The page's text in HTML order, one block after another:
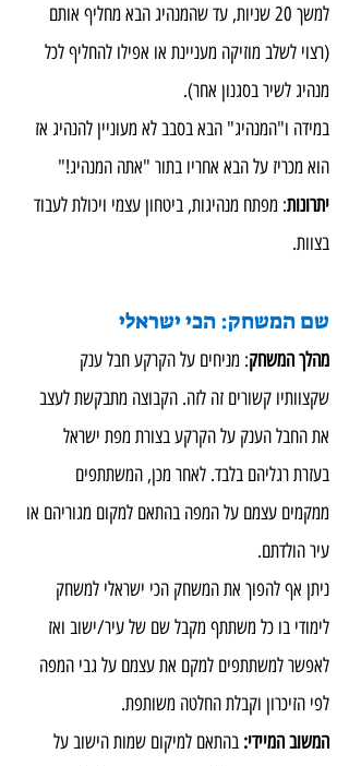
למשך 20 שניות, עד שהמנהיג הבא מחליף אותם
(רצוי לשלב מוזיקה מעניינת או אפילו להחליף לכל
מנהיג לשיר בסגנון אחר).
במידה ו"המנהיג" הבא בסבב לא מעוניין להנהיג אז
הוא מכריז על הבא אחריו בתור "אתה המנהיג!"
יתרונות: מפתח מנהיגות, ביטחון עצמי ויכולת לעבוד
בצוות.
שם המשחק: הכי ישראלי
מהלך המשחק: מניחים על הקרקע חבל ענק
שקצוותיו קשורים זה לזה. הקבוצה מתבקשת לעצב
את החבל הענק על הקרקע בצורת מפת ישראל
בעזרת רגליהם בלבד. לאחר מכן, המשתתפים
ממקמים עצמם על המפה בהתאם למקום מגוריהם או
עיר הולדתם.
ניתן אף להפוך את המשחק הכי ישראלי למשחק
לימודי בו כל משתתף מקבל שם של עיר/ישוב ואז
לאפשר למשתתפים למקם את עצמם על גבי המפה
לפי הזיכרון וקבלת החלטה משותפת.
המשוב המיידי: בהתאם למיקום שמות הישוב על